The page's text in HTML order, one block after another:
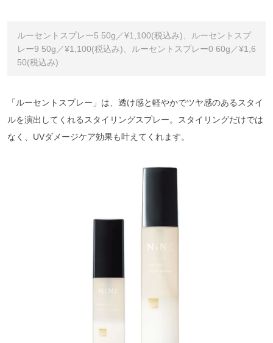
ルーセントスプレー5 50g／¥1,100(税込み)、ルーセントスプ
レー9 50g／¥1,100(税込み)、ルーセントスプレー0 60g／¥1,6
50(税込み)
「ルーセントスプレー」は、透け感と軽やかでツヤ感のあるスタイ
ルを演出してくれるスタイリングスプレー。スタイリングだけでは
なく、UVダメージケア効果も叶えてくれます。